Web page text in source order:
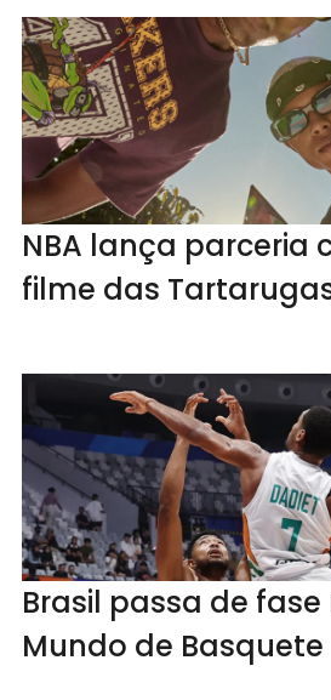
NBA lança parceria
filme das
Brasil passa de
Mundo de Basquete